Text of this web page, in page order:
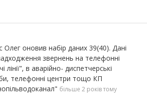
Олег оновив набір даних 39(40). Дані
звернень на телефонні
лінії”, в аварійно- диспетчерські
телефонні центри тощо КП
більше 2 років тому